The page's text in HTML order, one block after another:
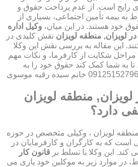
رایج است. از عدم پرداخت حقوق و
به بیمه تأمین اجتماعی، بسیاری از
خود هستند. در این میان، وکیل اداره
لویزان, منطقه لویزان نقش کلیدی در
این مقاله به بررسی نقش این وکلا
مراحل شکایت از کارفرما، و نکات مهم
به شما کمک کند حقوق خود را به
لویزان, منطقه لویزان
دارد؟
منطقه لویزان ، وکیلی متخصص در حوزه
است که به کارگران و کارفرمایان در
این وکلا با تسلط بر قانون کار
در موارد زیر به موکلین خود یاری می